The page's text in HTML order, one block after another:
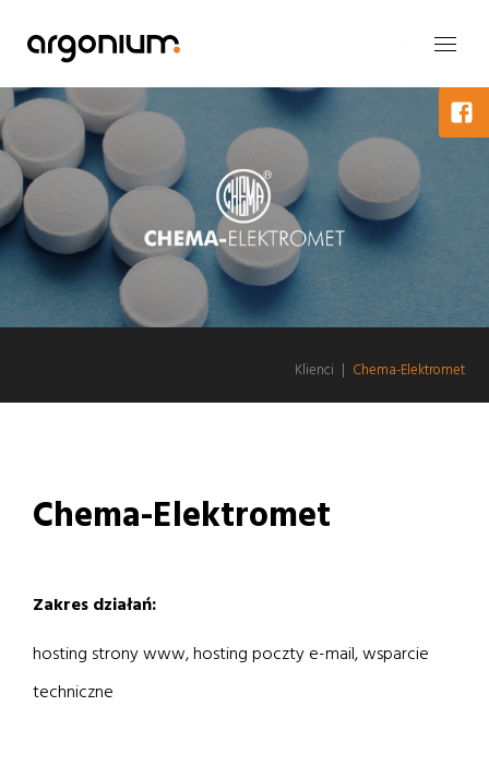
Klienci | Chema-Elektromet
Chema-Elektromet
Zakres działań:
hosting strony www, hosting poczty e-mail, wsparcie
techniczne